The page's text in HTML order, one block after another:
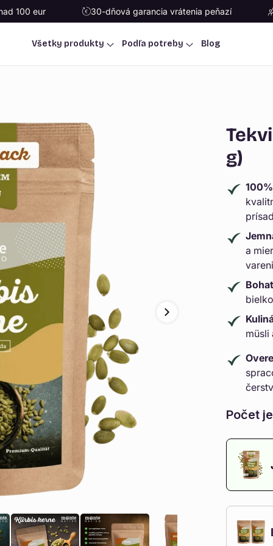
100 eur 30-dňová garancia vrátenia peňazí
Všetky produkty Podľa potreby Blog
g)
a
müsli
Počet